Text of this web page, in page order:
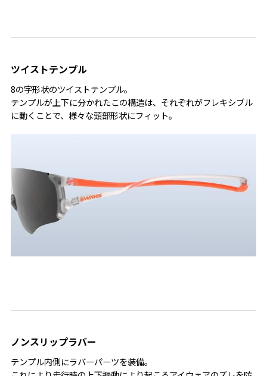
ツイストテンプル
8の字形状のツイストテンプル。
テンプルが上下に分かれたこの構造は、それぞれがフレキシブル
に動くことで、様々な頭部形状にフィット。
ノンスリップラバー
テンプル内側にラバーパーツを装備。